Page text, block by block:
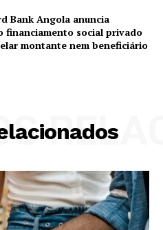
Bank Angola anuncia
financiamento social privado
montante nem beneficiário